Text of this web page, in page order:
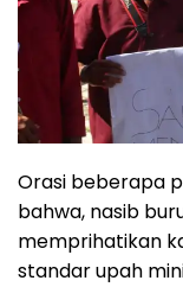
Orasi beberapa
bahwa, nasib
memprihatikan
standar upah